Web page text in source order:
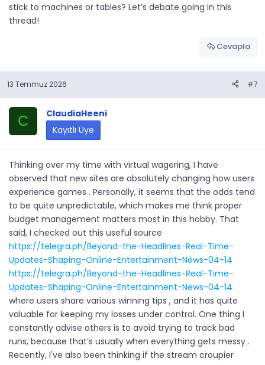
stick to machines or tables? Let’s debate going in this
thread!
Cevapla
13 Temmuz 2026 #7
C
ClaudiaHeeni
Kayıtlı Üye
Thinking over my time with virtual wagering, I have
observed that new sites are absolutely changing how users
experience games . Personally, it seems that the odds tend
to be quite unpredictable, which makes me think proper
budget management matters most in this hobby. That
said, I checked out this useful source
https://telegra.ph/Beyond-the-Headlines-Real-Time-
Updates-Shaping-Online-Entertainment-News-04-14
https://telegra.ph/Beyond-the-Headlines-Real-Time-
Updates-Shaping-Online-Entertainment-News-04-14
where users share various winning tips , and it has quite
valuable for keeping my losses under control. One thing I
constantly advise others is to avoid trying to track bad
runs, because that’s usually when everything gets messy .
Recently, I've also been thinking if the stream croupier